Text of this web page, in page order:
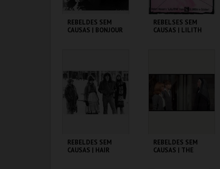
REBELDES SEM
CAUSAS | BONJOUR
MAIS INFO
COMPRAR
REBELSES SEM
CAUSAS | LILITH
MAIS INFO
REBELDES SEM
CAUSAS | HAIR
REBELDES SEM
CAUSAS | THE